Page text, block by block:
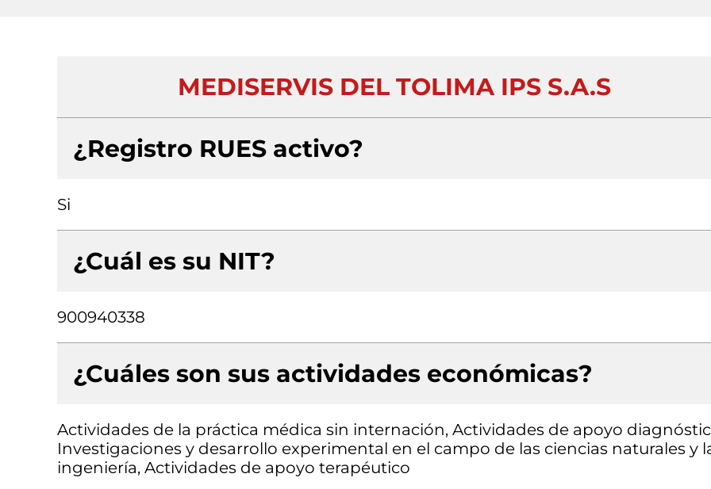
MEDISERVIS DEL TOLIMA IPS S.A.S
¿Registro RUES activo?
Si
¿Cuál es su NIT?
900940338
¿Cuáles son sus actividades económicas?
Actividades de la práctica médica sin internación, Actividades de apoyo
Investigaciones y desarrollo experimental en el campo de las ciencias naturales y
ingeniería, Actividades de apoyo terapéutico